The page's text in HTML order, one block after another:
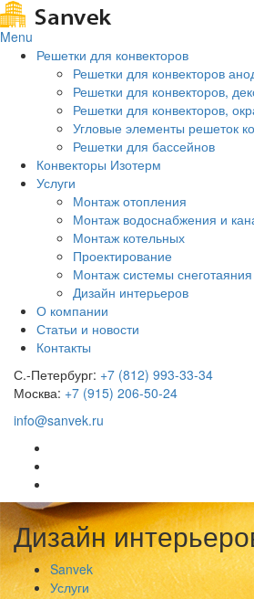
Menu
Решетки для конвекторов
Решетки для конвекторов
Решетки для конвекторов,
Решетки для конвекторов,
Угловые элементы решеток
Решетки для бассейнов
Конвекторы Изотерм
Услуги
Монтаж отопления
Монтаж водоснабжения и
Монтаж котельных
Проектирование
Монтаж системы снеготаяния
Дизайн интерьеров
О компании
Статьи и новости
Контакты
С.-Петербург: +7 (812) 993-33-34
Москва: +7 (915) 206-50-24
info@sanvek.ru
Дизайн
Sanvek
Услуги